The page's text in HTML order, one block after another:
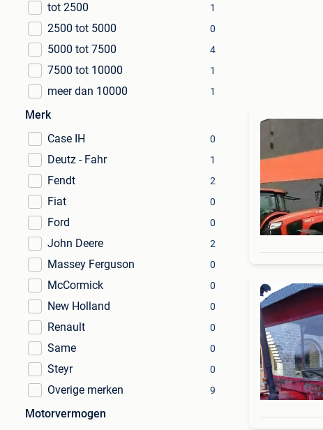
tot 2500
1
2500 tot 5000 0
5000 tot 7500 4
7500 tot 10000 1
meer dan 10000 1
Merk
Case IH
0
Deutz - Fahr 1
Fendt 2
Fiat 0
Ford 0
John Deere 2
Massey Ferguson 0
McCormick 0
New Holland 0
Renault 0
Same 0
Steyr 0
Overige merken 9
Motorvermogen